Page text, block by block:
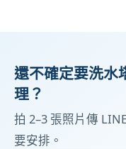
還不確定要洗水
理？
拍 2–3 張照片傳
要安排。